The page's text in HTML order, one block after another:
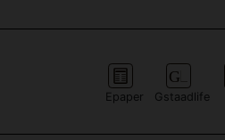
Epaper Gstaadlife